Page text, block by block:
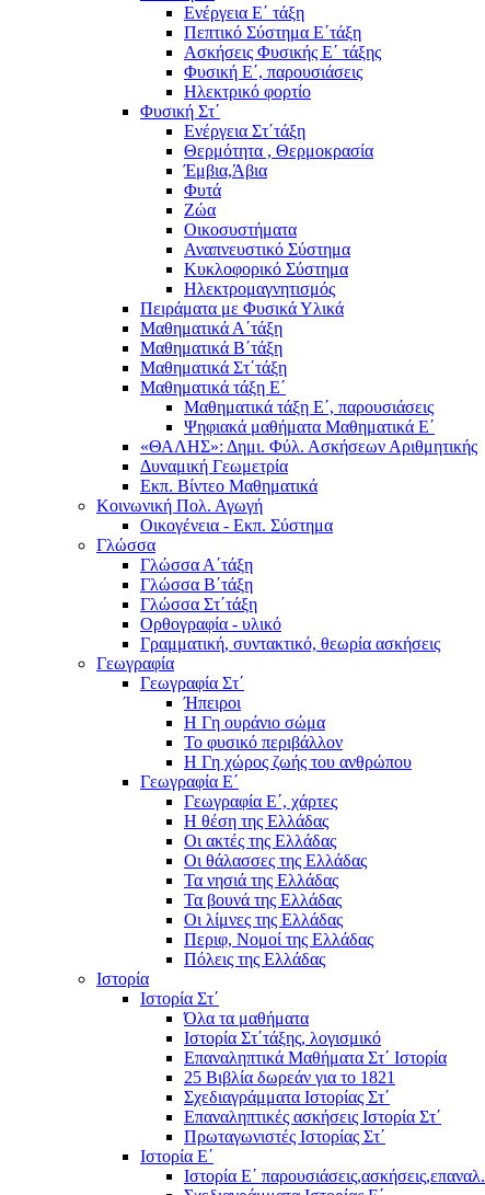
Ενέργεια Ε΄ τάξη
Πεπτικό Σύστημα Ε΄τάξη
Ασκήσεις Φυσικής Ε΄ τάξης
Φυσική Ε΄, παρουσιάσεις
Ηλεκτρικό φορτίο
Φυσική Στ΄
Ενέργεια Στ΄τάξη
Θερμότητα , Θερμοκρασία
Έμβια,Άβια
Φυτά
Ζώα
Οικοσυστήματα
Αναπνευστικό Σύστημα
Κυκλοφορικό Σύστημα
Ηλεκτρομαγνητισμός
Πειράματα με Φυσικά Υλικά
Μαθηματικά Α΄τάξη
Μαθηματικά Β΄τάξη
Μαθηματικά Στ΄τάξη
Μαθηματικά τάξη Ε΄
Μαθηματικά τάξη Ε΄, παρουσιάσεις
Ψηφιακά μαθήματα Μαθηματικά Ε΄
«ΘΑΛΗΣ»: Δημι. Φύλ. Ασκήσεων Αριθμητικής
Δυναμική Γεωμετρία
Εκπ. Βίντεο Μαθηματικά
Κοινωνική Πολ. Αγωγή
Οικογένεια - Εκπ. Σύστημα
Γλώσσα
Γλώσσα Α΄τάξη
Γλώσσα Β΄τάξη
Γλώσσα Στ΄τάξη
Ορθογραφία - υλικό
Γραμματική, συντακτικό, θεωρία ασκήσεις
Γεωγραφία
Γεωγραφία Στ΄
Ήπειροι
Η Γη ουράνιο σώμα
Το φυσικό περιβάλλον
Η Γη χώρος ζωής του ανθρώπου
Γεωγραφία Ε΄
Γεωγραφία Ε΄, χάρτες
Η θέση της Ελλάδας
Οι ακτές της Ελλάδας
Οι θάλασσες της Ελλάδας
Τα νησιά της Ελλάδας
Τα βουνά της Ελλάδας
Οι λίμνες της Ελλάδας
Περιφ, Νομοί της Ελλάδας
Πόλεις της Ελλάδας
Ιστορία
Ιστορία Στ΄
Όλα τα μαθήματα
Ιστορία Στ΄τάξης, λογισμικό
Επαναληπτικά Μαθήματα Στ΄ Ιστορία
25 Βιβλία δωρεάν για το 1821
Σχεδιαγράμματα Ιστορίας Στ΄
Επαναληπτικές ασκήσεις Ιστορία Στ΄
Πρωταγωνιστές Ιστορίας Στ΄
Ιστορία Ε΄
Ιστορία Ε΄ παρουσιάσεις,ασκήσεις,επαναλ.